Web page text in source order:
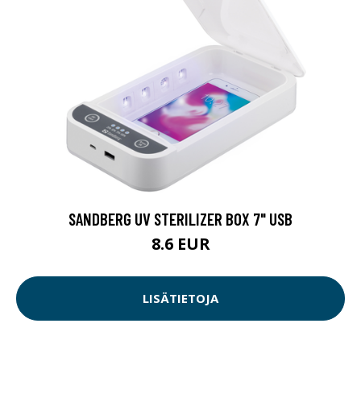
SANDBERG UV STERILIZER BOX 7" USB
8.6 EUR
LISÄTIETOJA